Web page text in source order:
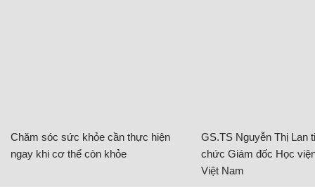
Chăm sóc sức khỏe cần thực hiện
ngay khi cơ thể còn khỏe
GS.TS Nguyễn Thị Lan
chức Giám đốc Học
Việt Nam